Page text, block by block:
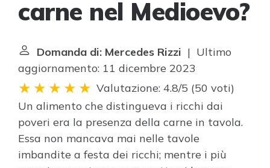
carne nel Medioevo?
Domanda di: Mercedes Rizzi | Ultimo
aggiornamento: 11 dicembre 2023
Valutazione: 4.8/5 (50 voti)
Un alimento che distingueva i ricchi dai
poveri era la presenza della carne in tavola.
Essa non mancava mai nelle tavole
imbandite a festa dei ricchi; mentre i più